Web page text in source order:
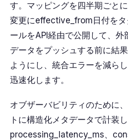
す。マッピングを四半期ごと
変更にeffective_from日付を
ールをAPI経由で公開して、
データをプッシュする前に結
ようにし、統合エラーを減ら
迅速化します。
オブザーバビリティのために
トに構造化メタデータで計装し
processing_latency_ms、